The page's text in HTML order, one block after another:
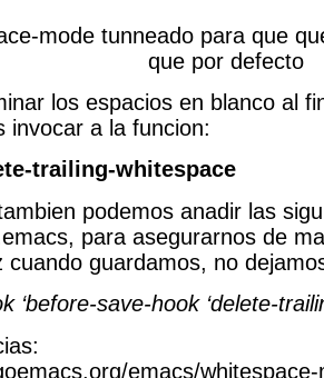
mode tunneado para que
que por defecto
los espacios en blanco al
invocar a la funcion:
trailing-whitespace
podemos anadir las
para asegurarnos de
cuando guardamos, no
‘before-save-hook ‘delete-
emacs/